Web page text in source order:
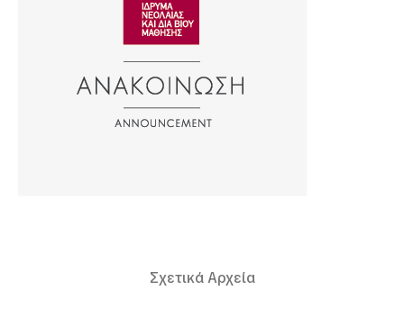
Σχετικά Αρχεία